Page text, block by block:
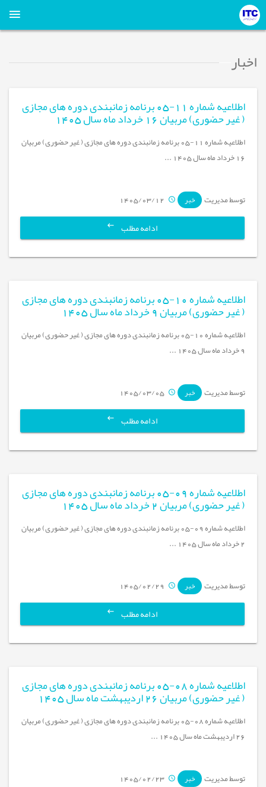
اخبار
اطلاعیه شماره 11-05 برنامه زمانبندی دوره های مجازی
( غیر حضوری) مربیان 16 خرداد ماه سال 1405
اطلاعیه شماره 11-05 برنامه زمانبندی دوره های مجازی ( غیر حضوری) مربیان
16 خرداد ماه سال 1405 ...
توسط مدیریت خبر 1405/03/12
ادامه مطلب
اطلاعیه شماره 10-05 برنامه زمانبندی دوره های مجازی
( غیر حضوری) مربیان 9 خرداد ماه سال 1405
اطلاعیه شماره 10-05 برنامه زمانبندی دوره های مجازی ( غیر حضوری) مربیان
9 خرداد ماه سال 1405 ...
توسط مدیریت خبر 1405/03/05
ادامه مطلب
اطلاعیه شماره 09-05 برنامه زمانبندی دوره های مجازی
( غیر حضوری) مربیان 2 خرداد ماه سال 1405
اطلاعیه شماره 09-05 برنامه زمانبندی دوره های مجازی ( غیر حضوری) مربیان
2 خرداد ماه سال 1405 ...
توسط مدیریت خبر 1405/02/29
ادامه مطلب
اطلاعیه شماره 08-05 برنامه زمانبندی دوره های مجازی
( غیر حضوری) مربیان 26 اردیبهشت ماه سال 1405
اطلاعیه شماره 08-05 برنامه زمانبندی دوره های مجازی ( غیر حضوری) مربیان
26 اردیبهشت ماه سال 1405 ...
توسط مدیریت خبر 1405/02/23